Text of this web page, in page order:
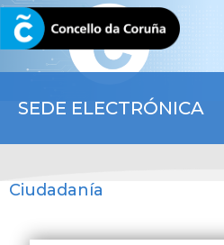
SEDE ELECTRÓNICA
CORUNA.GAL
Ciudadanía